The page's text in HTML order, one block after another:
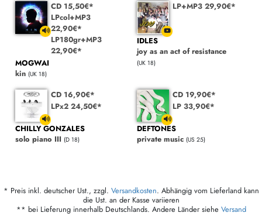
CD 15,50€*
LPcol+MP3
22,90€*
LP180gr+MP3
22,90€*
MOGWAI
kin (UK 18)
LP+MP3 29,90€*
IDLES
joy as an act of resistance
(UK 18)
CD 16,90€*
LPx2 24,50€*
CHILLY GONZALES
solo piano III (D 18)
CD 19,90€*
LP 33,90€*
DEFTONES
private music (US 25)
* Preis inkl. deutscher Ust., zzgl. Versandkosten. Abhängig vom Lieferland kann
die Ust. an der Kasse variieren
** bei Lieferung innerhalb Deutschlands. Andere Länder siehe Versand